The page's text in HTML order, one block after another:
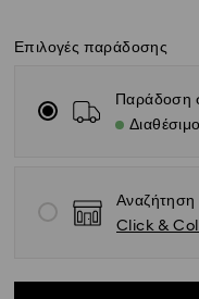
Επιλογές παράδοσης
Παράδοση
Αναζήτηση
Click &